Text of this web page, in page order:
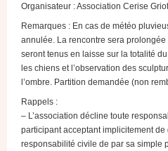
Organisateur : Association Cerise
Remarques : En cas de météo
annulée. La rencontre sera
seront tenus en laisse sur la totalité
les chiens et l’observation des
l’ombre. Partition demandée (non
Rappels :
– L’association décline toute
participant acceptant implicitement
responsabilité civile de par sa simple